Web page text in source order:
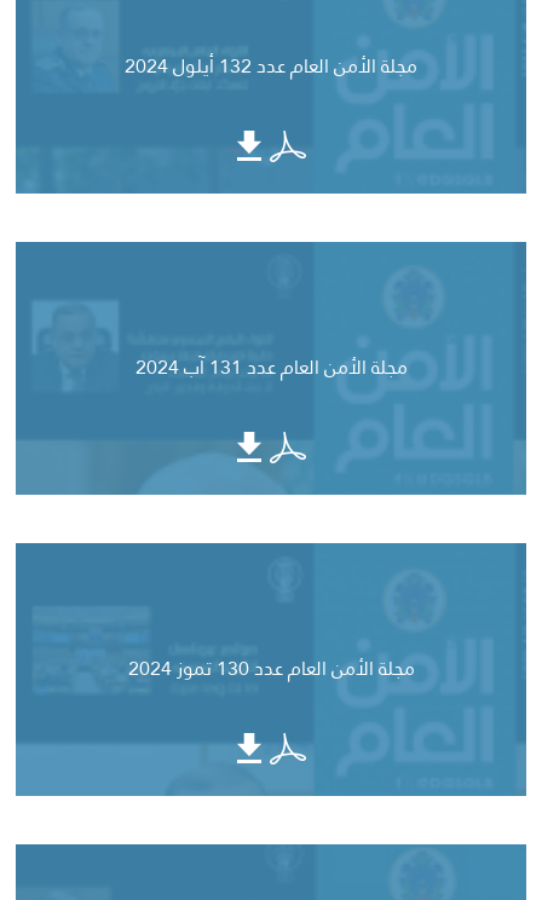
مجلة الأمن العام عدد 132 أيلول 2024
مجلة الأمن العام عدد 131 آب 2024
مجلة الأمن العام عدد 130 تموز 2024